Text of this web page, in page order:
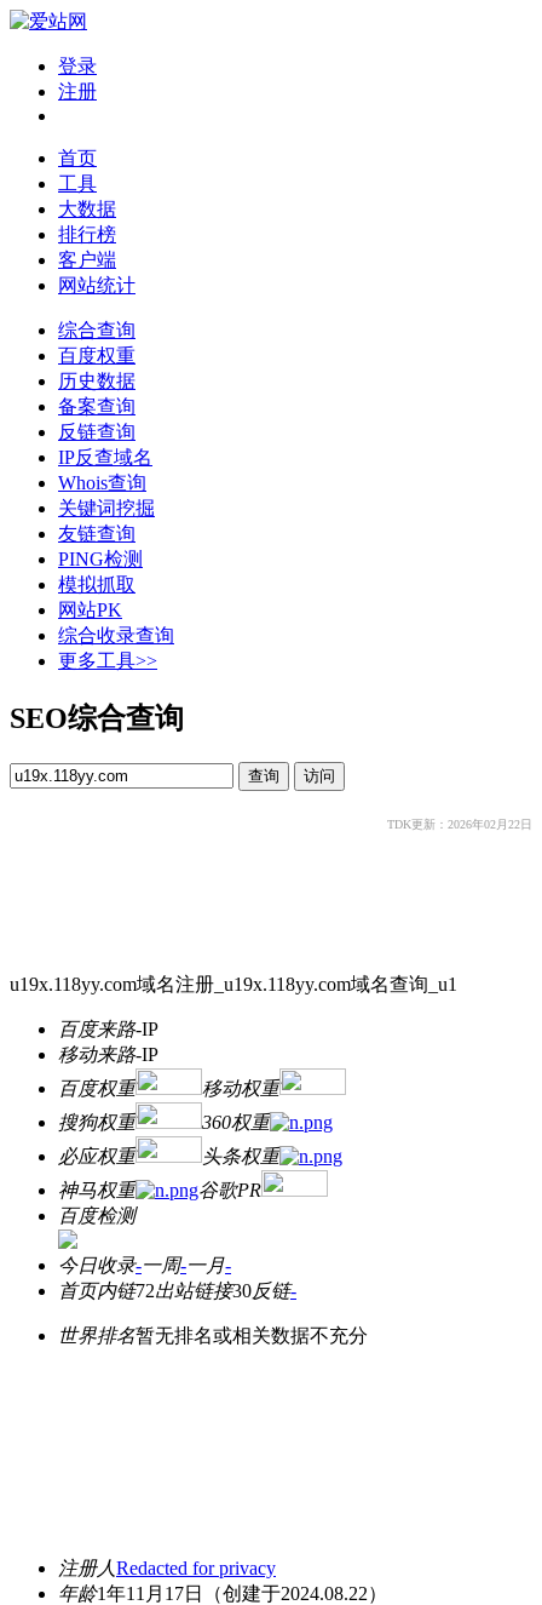
登录
注册
首页
工具
大数据
排行榜
客户端
网站统计
综合查询
百度权重
历史数据
备案查询
反链查询
IP反查域名
Whois查询
关键词挖掘
友链查询
PING检测
模拟抓取
网站PK
综合收录查询
更多工具>>
SEO综合查询
TDK更新：2026年02月22日
u19x.118yy.com域名注册_u19x.118yy.com域名查询_u1
百度来路-IP
移动来路-IP
百度权重
移动权重
搜狗权重
360权重
必应权重
头条权重
神马权重
谷歌PR
百度检测
今日收录-一周-一月-
首页内链72出站链接30反链-
世界排名暂无排名或相关数据不充分
注册人Redacted for privacy
年龄1年11月17日 （创建于2024.08.22）